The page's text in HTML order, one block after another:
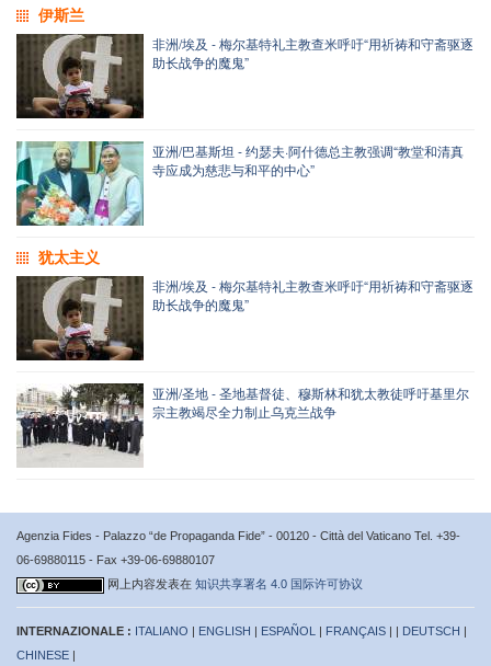
伊斯兰
非洲/埃及 - 梅尔基特礼主教查米呼吁“用祈祷和守斋驱逐
助长战争的魔鬼”
亚洲/巴基斯坦 - 约瑟夫·阿什德总主教强调“教堂和清真
寺应成为慈悲与和平的中心”
犹太主义
非洲/埃及 - 梅尔基特礼主教查米呼吁“用祈祷和守斋驱逐
助长战争的魔鬼”
亚洲/圣地 - 圣地基督徒、穆斯林和犹太教徒呼吁基里尔
宗主教竭尽全力制止乌克兰战争
Agenzia Fides - Palazzo “de Propaganda Fide” - 00120 - Città del Vaticano Tel. +39-
06-69880115 - Fax +39-06-69880107
网上内容发表在 知识共享署名 4.0 国际许可协议
INTERNAZIONALE : ITALIANO | ENGLISH | ESPAÑOL | FRANÇAIS | | DEUTSCH |
CHINESE |